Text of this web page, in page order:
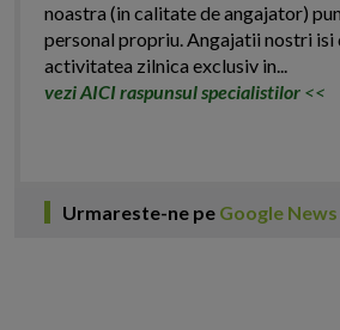
noastra (in calitate de angajator)
personal propriu. Angajatii nostri isi
activitatea zilnica exclusiv in...
vezi AICI raspunsul specialistilor <<
Urmareste-ne pe Google News